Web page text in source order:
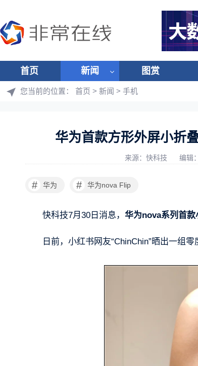
首页 新闻 图赏
您当前的位置： 首页 > 新闻 > 手机
华为首款方形外屏小折
来源：快科技 编辑
# 华为 # 华为nova Flip
快科技7月30日消息， 华为nova系列首
日前，小红书网友“ChinChin”晒出一组